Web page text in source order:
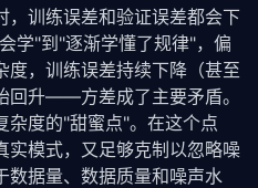
，训练误差和验证误差都会下
学"到"逐渐学懂了规律"，偏
度，训练误差持续下降（甚至
回升——方差成了主要矛盾。
杂度的"甜蜜点"。在这个点
实模式，又足够克制以忽略噪
数据量、数据质量和噪声水